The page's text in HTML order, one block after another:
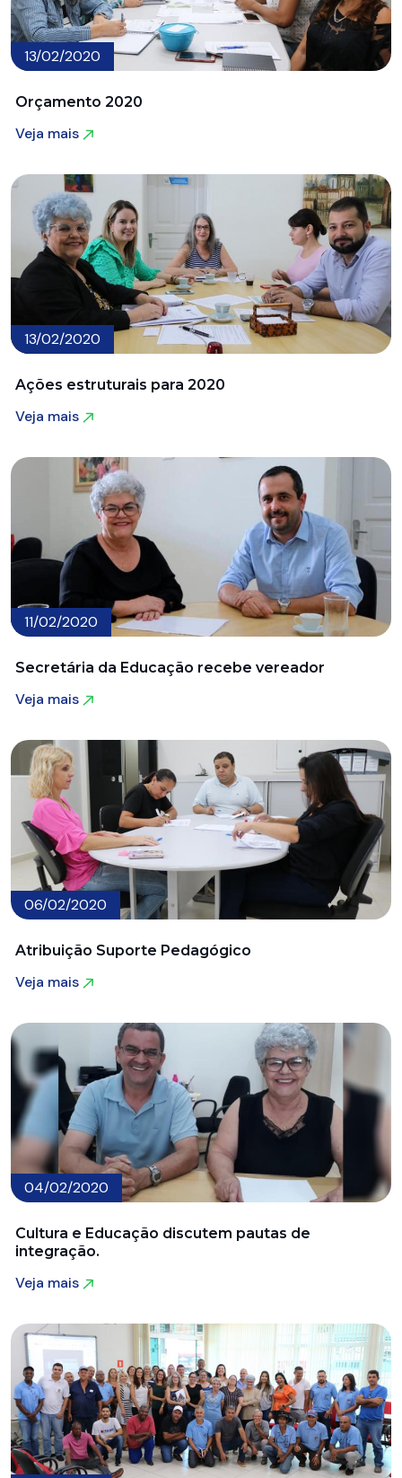
13/02/2020
Orçamento 2020
Veja mais
13/02/2020
Ações estruturais para 2020
Veja mais
11/02/2020
Secretária da Educação recebe vereador
Veja mais
06/02/2020
Atribuição Suporte Pedagógico
Veja mais
04/02/2020
Cultura e Educação discutem pautas de
integração.
Veja mais